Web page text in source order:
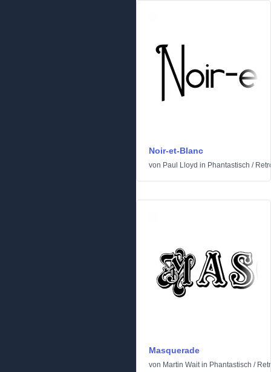
Noir-et-Blanc
von Paul Lloyd in Phantastisch /
Masquerade
von Martin Waitin Phantastisch /